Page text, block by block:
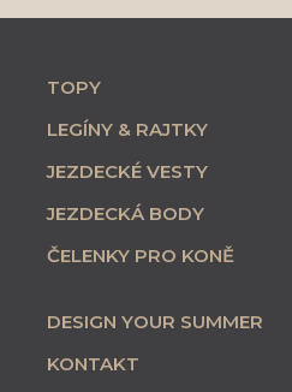
TOPY
LEGÍNY & RAJTKY
JEZDECKÉ VESTY
JEZDECKÁ BODY
ČELENKY PRO KONĚ
DESIGN YOUR SUMMER
KONTAKT